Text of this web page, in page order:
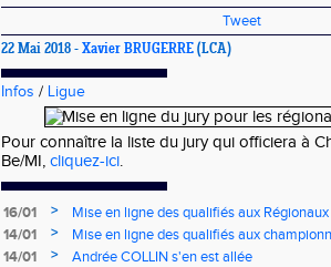
Tweet
22 Mai 2018 - Xavier BRUGERRE (LCA)
Infos / Ligue
Pour connaître la liste du jury qui officiera à
Be/MI, cliquez-ici.
16/01 >
Mise en ligne des qualifiés aux
14/01
>
Mise en ligne des qualifiés aux
14/01
>
Andrée COLLIN s'en est allée